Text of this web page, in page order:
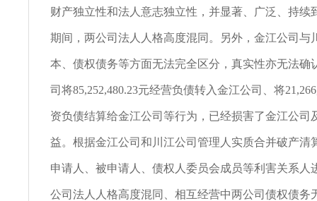
财产独立性和法人意志独立性，并显著、广泛、持续
期间，两公司法人人格高度混同。另外，金江公司与
本、债权债务等方面无法完全区分，真实性亦无法确
司将85,252,480.23元经营负债转入金江公司、将
资负债结算给金江公司等行为，已经损害了金江公司
益。根据金江公司和川江公司管理人实质合并破产清
申请人、被申请人、债权人委员会成员等利害关系人
公司法人人格高度混同、相互经营中两公司债权债务